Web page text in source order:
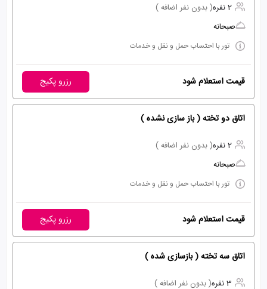
2 نفره
( بدون نفر اضافه )
صبحانه
تور با احتساب حمل و نقل و خدمات
قیمت استعلام شود رزرو پکیج
اتاق دو تخته ( باز سازی نشده )
2 نفره
( بدون نفر اضافه )
صبحانه
تور با احتساب حمل و نقل و خدمات
قیمت استعلام شود رزرو پکیج
اتاق سه تخته ( بازسازی شده )
3 نفره ( بدون نفر اضافه )